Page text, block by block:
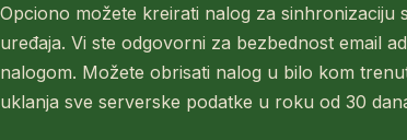
Opciono možete kreirati nalog za sinhronizaciju
uređaja. Vi ste odgovorni za bezbednost email
nalogom. Možete obrisati nalog u bilo kom
uklanja sve serverske podatke u roku od 30